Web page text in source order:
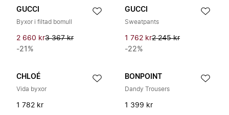
GUCCI
Byxor i filtad bomull
2 660 kr3 367 kr
-21%
GUCCI
Sweatpants
1 762 kr2 245 kr
-22%
CHLOÉ
Vida byxor
1 782 kr
BONPOINT
Dandy Trousers
1 399 kr